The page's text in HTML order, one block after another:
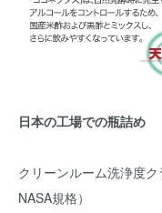
日本の工場での瓶詰め
クリーンルーム洗浄度
NASA規格）